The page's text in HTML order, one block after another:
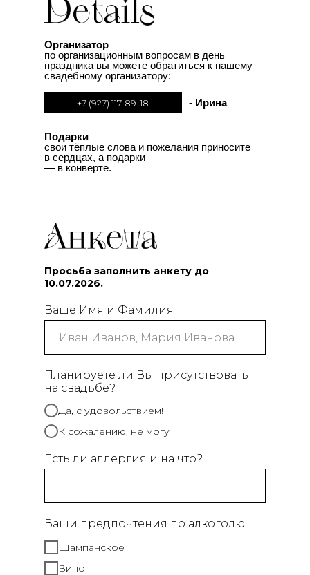
+7 (927) 117-89-18
Организатор
по организационным вопросам в день
праздника вы можете обратиться к нашему
свадебному организатору:
- Ирина
Подарки
свои тёплые слова и пожелания приносите
в сердцах, а подарки
— в конверте.
Просьба заполнить анкету до
10.07.2026.
Ваше Имя и Фамилия
Планируете ли Вы присутствовать
на свадьбе?
Да, с удовольствием!
К сожалению, не могу
Есть ли аллергия и на что?
Ваши предпочтения по алкоголю:
Шампанское
Вино